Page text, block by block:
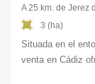
A 25 km. de Jerez
3 (ha)
Situada en el
venta en Cádiz